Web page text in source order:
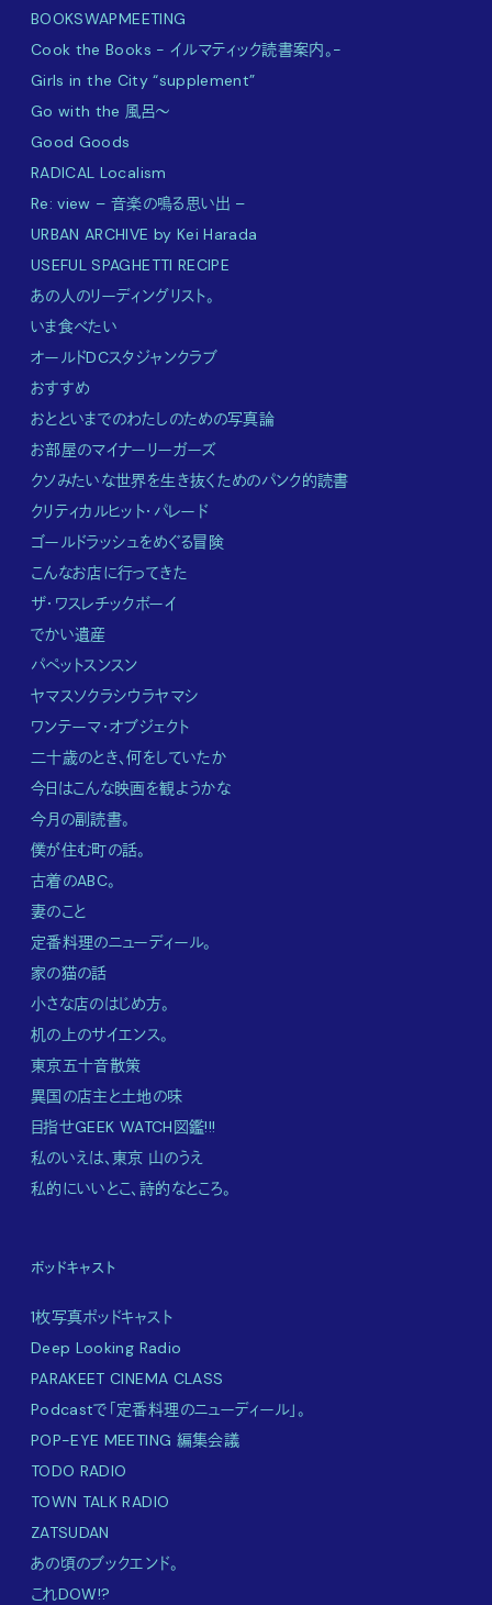
BOOKSWAPMEETING
Cook the Books - イルマティック読書案内。-
Girls in the City “supplement”
Go with the 風呂〜
Good Goods
RADICAL Localism
Re: view – 音楽の鳴る思い出 –
URBAN ARCHIVE by Kei Harada
USEFUL SPAGHETTI RECIPE
あの人のリーディングリスト。
いま食べたい
オールドDCスタジャンクラブ
おすすめ
おとといまでのわたしのための写真論
お部屋のマイナーリーガーズ
クソみたいな世界を生き抜くためのパンク的読書
クリティカルヒット・パレード
ゴールドラッシュをめぐる冒険
こんなお店に行ってきた
ザ・ワスレチックボーイ
でかい遺産
パペットスンスン
ヤマスソクラシウラヤマシ
ワンテーマ・オブジェクト
二十歳のとき、何をしていたか
今日はこんな映画を観ようかな
今月の副読書。
僕が住む町の話。
古着のABC。
妻のこと
定番料理のニューディール。
家の猫の話
小さな店のはじめ方。
机の上のサイエンス。
東京五十音散策
異国の店主と土地の味
目指せGEEK WATCH図鑑!!!
私のいえは、東京 山のうえ
私的にいいとこ、詩的なところ。
ポッドキャスト
1枚写真ポッドキャスト
Deep Looking Radio
PARAKEET CINEMA CLASS
Podcastで「定番料理のニューディール」。
POP-EYE MEETING 編集会議
TODO RADIO
TOWN TALK RADIO
ZATSUDAN
あの頃のブックエンド。
これDOW!?